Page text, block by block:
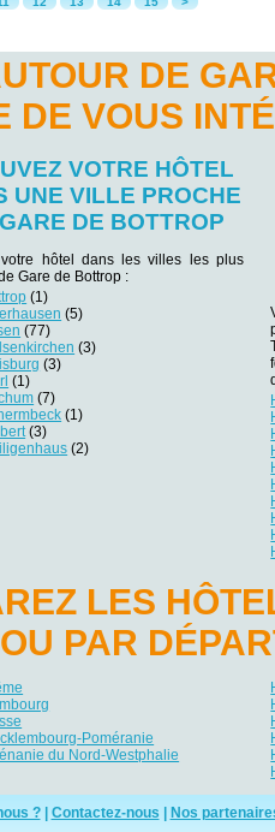
DE
DE VOUS
VOTRE HÔTEL
UNE VILLE PROCHE
DE BOTTROP
votre hôtel dans les villes les plus
Gare de Bottrop :
(1)
(5)
(77)
(3)
(3)
(1)
(7)
(1)
(3)
(2)
LES
PAR
Poméranie
du Nord-Westphalie
?| Contactez-nous | Nos